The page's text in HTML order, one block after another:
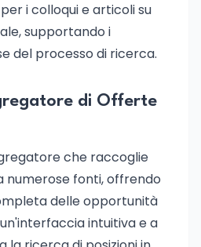
i colloqui e articoli su
supportando i
del processo di ricerca.
di Offerte
che raccoglie
numerose fonti, offrendo
delle opportunità
intuitiva e a